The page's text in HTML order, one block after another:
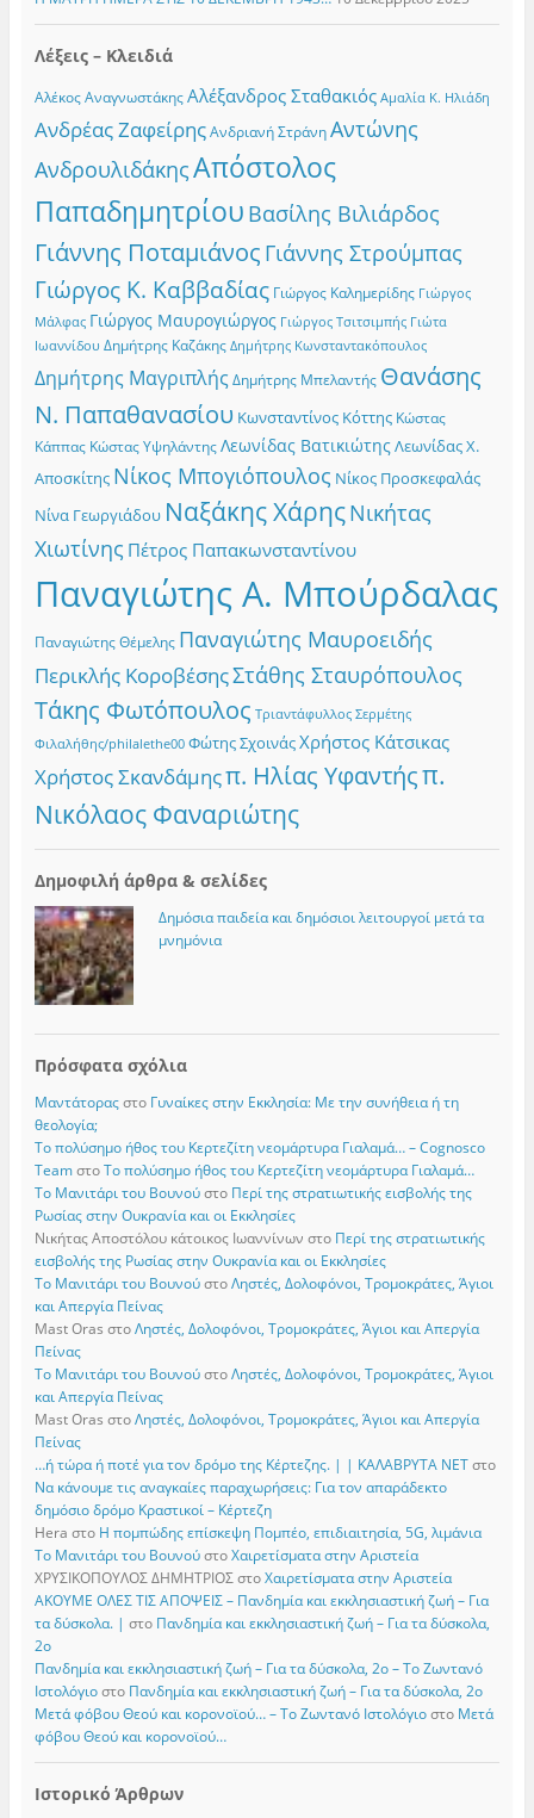
Λέξεις – Κλειδιά
Αλέκος Αναγνωστάκης Αλέξανδρος Σταθακιός Αμαλία Κ. Ηλιάδη
Ανδρέας Ζαφείρης Ανδριανή Στράνη Αντώνης
ΑνδρουλιδάκηςΑπόστολος
Παπαδημητρίου Βασίλης Βιλιάρδος
Γιάννης Ποταμιάνος Γιάννης Στρούμπας
Γιώργος Κ. Καββαδίας Γιώργος Καλημερίδης Γιώργος
Μάλφας Γιώργος Μαυρογιώργος Γιώργος Τσιτσιμπής Γιώτα
Ιωαννίδου Δημήτρης Καζάκης Δημήτρης Κωνσταντακόπουλος
Δημήτρης Μαγριπλής Δημήτρης Μπελαντής Θανάσης
Ν. Παπαθανασίου Κωνσταντίνος Κόττης Κώστας
Κάππας Κώστας Υψηλάντης Λεωνίδας ΒατικιώτηςΛεωνίδας Χ.
Αποσκίτης Νίκος Μπογιόπουλος Νίκος Προσκεφαλάς
Νίνα Γεωργιάδου Ναξάκης ΧάρηςΝικήτας
Χιωτίνης Πέτρος Παπακωνσταντίνου
Παναγιώτης Α. Μπούρδαλας
Παναγιώτης Θέμελης Παναγιώτης Μαυροειδής
Περικλής ΚοροβέσηςΣτάθης Σταυρόπουλος
Τάκης Φωτόπουλος Τριαντάφυλλος Σερμέτης
Φιλαλήθης/philalethe00 Φώτης ΣχοινάςΧρήστος Κάτσικας
Χρήστος Σκανδάμηςπ. Ηλίας Υφαντήςπ.
Νικόλαος Φαναριώτης
Δημοφιλή άρθρα & σελίδες
Δημόσια παιδεία και δημόσιοι λειτουργοί μετά τα
μνημόνια
Πρόσφατα σχόλια
Μαντάτοραςστο Γυναίκες στην Εκκλησία: Με την συνήθεια ή τη
θεολογία;
Το πολύσημο ήθος του Κερτεζίτη νεομάρτυρα Γιαλαμά… – Cognosco
TeamστοΤο πολύσημο ήθος του Κερτεζίτη νεομάρτυρα Γιαλαμά…
Το Μανιτάρι του Βουνούστο Περί της στρατιωτικής εισβολής της
Ρωσίας στην Ουκρανία και οι Εκκλησίες
Νικήτας Αποστόλου κάτοικος Ιωαννίνων στο Περί της στρατιωτικής
εισβολής της Ρωσίας στην Ουκρανία και οι Εκκλησίες
Το Μανιτάρι του ΒουνούστοΛηστές, Δολοφόνοι, Τρομοκράτες, Άγιοι
και Απεργία Πείνας
Mast Oras στοΛηστές, Δολοφόνοι, Τρομοκράτες, Άγιοι και Απεργία
Πείνας
Το Μανιτάρι του ΒουνούστοΛηστές, Δολοφόνοι, Τρομοκράτες, Άγιοι
και Απεργία Πείνας
Mast Oras στοΛηστές, Δολοφόνοι, Τρομοκράτες, Άγιοι και Απεργία
Πείνας
…ή τώρα ή ποτέ για τον δρόμο της Κέρτεζης. | | ΚΑΛΑΒΡΥΤΑ ΝΕΤστο
Να κάνουμε τις αναγκαίες παραχωρήσεις: Για τον απαράδεκτο
δημόσιο δρόμο Κραστικοί – Κέρτεζη
Hera στο Η πομπώδης επίσκεψη Πομπέο, επιδιαιτησία, 5G, λιμάνια
Το Μανιτάρι του ΒουνούστοΧαιρετίσματα στην Αριστεία
ΧΡΥΣΙΚΟΠΟΥΛΟΣ ΔΗΜΗΤΡΙΟΣστοΧαιρετίσματα στην Αριστεία
ΑΚΟΥΜΕ ΟΛΕΣ ΤΙΣ ΑΠΟΨΕΙΣ – Πανδημία και εκκλησιαστική ζωή – Για
τα δύσκολα. | στο Πανδημία και εκκλησιαστική ζωή – Για τα δύσκολα,
2ο
Πανδημία και εκκλησιαστική ζωή – Για τα δύσκολα, 2ο – Το Zωντανό
Iστολόγιοστο Πανδημία και εκκλησιαστική ζωή – Για τα δύσκολα, 2ο
Μετά φόβου Θεού και κορονοϊού… – Το Zωντανό Iστολόγιοστο Μετά
φόβου Θεού και κορονοϊού…
Ιστορικό Άρθρων